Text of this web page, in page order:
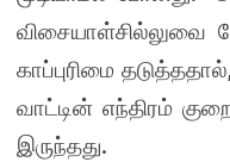
விசையாள்சில்லுவை
காப்புரிமை
வாட்டின் எந்திரம்
இருந்தது.